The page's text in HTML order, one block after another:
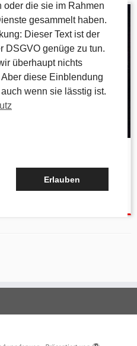
verschlagwortet Arzlohe
(aktualisiert am29. November
oder die sie im Rahmen
gesammelt haben.
Dieser Text ist der
DSGVO genüge zu tun.
überhaupt nichts
diese Einblendung
wenn sie lässtig ist.
Erlauben